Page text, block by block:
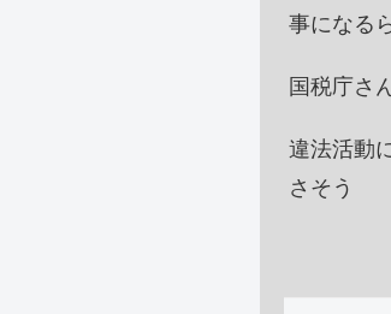
事になる
国税庁さ
違法活動
さそう